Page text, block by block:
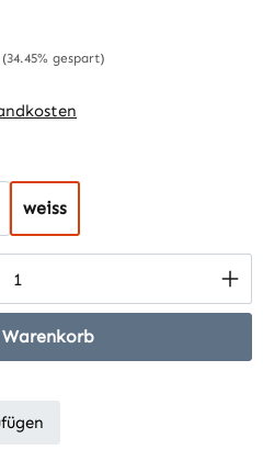
Preis:
(34.45% gespart)
weiss
den gewünschten